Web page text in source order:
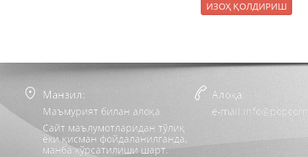
Манзил:
Маъмурият билан алоқа
Сайт маълумотларидан тўлиқ
ёки қисман фойдаланилганда,
манба кўрсатилиши шарт.
Алоқа:
e-